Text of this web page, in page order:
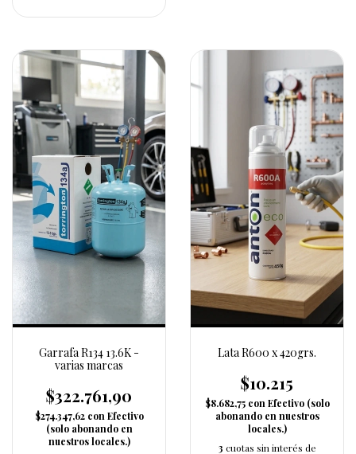
Garrafa R134 13.6K -
varias marcas
$322.761,90
$274.347,62 con Efectivo
(solo abonando en
nuestros locales.)
Lata R600 x 420grs.
$10.215
$8.682,75 con Efectivo (solo
abonando en nuestros
locales.)
3 cuotas sin interés de